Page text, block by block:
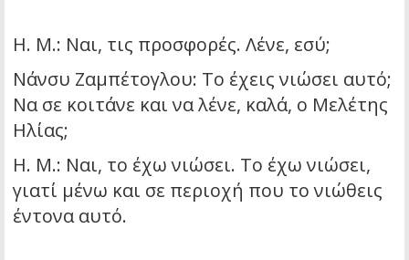
Η. Μ.: Ναι, τις προσφορές. Λένε, εσύ;
Νάνσυ Ζαμπέτογλου: Το έχεις νιώσει αυτό;
Να σε κοιτάνε και να λένε, καλά, ο Μελέτης
Ηλίας;
Η. Μ.: Ναι, το έχω νιώσει. Το έχω νιώσει,
γιατί μένω και σε περιοχή που το νιώθεις
έντονα αυτό.